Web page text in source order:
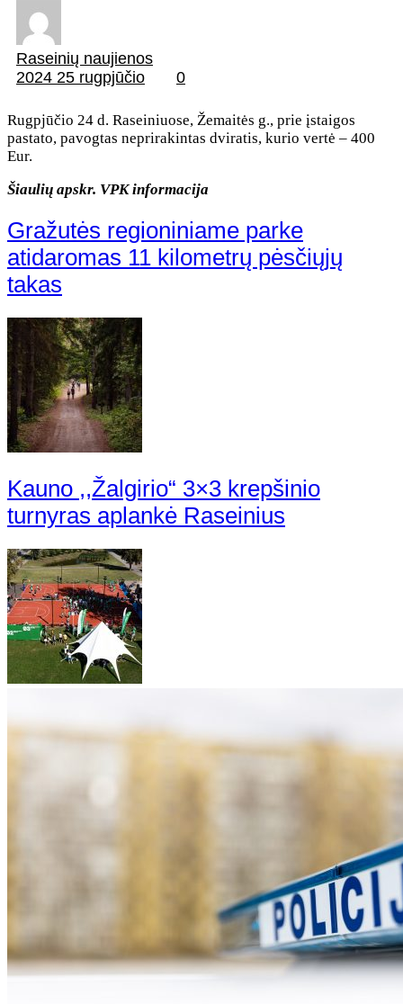
Raseinių naujienos
2024 25 rugpjūčio
0
Rugpjūčio 24 d. Raseiniuose, Žemaitės g., prie įstaigos
pastato, pavogtas neprirakintas dviratis, kurio vertė – 400
Eur.
Šiaulių apskr. VPK informacija
Gražutės regioniniame parke
atidaromas 11 kilometrų pėsčiųjų
takas
Kauno ,,Žalgirio“ 3×3 krepšinio
turnyras aplankė Raseinius